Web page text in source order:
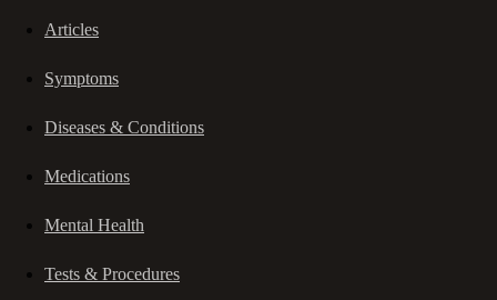
Articles
Symptoms
Diseases & Conditions
Medications
Mental Health
Tests & Procedures